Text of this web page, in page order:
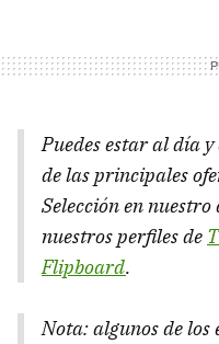
Puedes estar al día
de las principales
Selección en nuestro
nuestros perfiles de
Flipboard.
Nota: algunos de los